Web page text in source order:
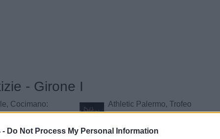
- Do Not Process My Personal Information
- Girone I
Cocimano:
ad indossare
maglia è
Athletic Palermo, Trofeo
Mike Morra: esulta
l'Arandina nella prima